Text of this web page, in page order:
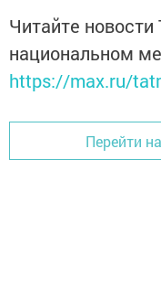
Читайте новости
национальном
https://max.ru/
Перейти